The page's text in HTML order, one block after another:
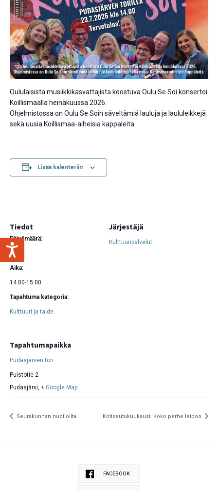
Oululaisista musiikkikasvattajista koostuva Oulu Se Soi konsertoi
Koillismaalla heinäkuussa 2026.
Ohjelmistossa on Oulu Se Soin säveltämiä lauluja ja laululeikkejä
sekä uusia Koillismaa-aiheisia kappaleita.
Lisää kalenteriin
Tiedot
Päivämäärä:
23.7.
Aika:
14:00-15:00
Tapahtuma kategoria:
Kulttuuri ja taide
Tapahtumapaikka
Pudasjärven tori
Puistotie 2
Pudasjärvi, + Google Map
Järjestäjä
Kulttuuripalvelut
Seurakunnan nuotioilta Kotiseutukuukausi: Koko perhe leipoo
FACEBOOK